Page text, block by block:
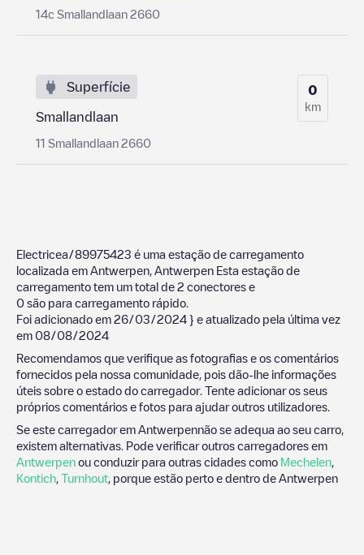
14c Smallandlaan 2660
Superfície
Smallandlaan
11 Smallandlaan 2660
0
km
Electricea/89975423 é uma estação de carregamento
localizada em Antwerpen Antwerpen Esta estação de
carregamento tem um total de 2 conectores e
0 são para carregamento rápido.
Foi adicionado em 26/03/2024 } e atualizado pela última vez
em 08/08/2024
Recomendamos que verifique as fotografias e os comentários
fornecidos pela nossa comunidade, pois dão-lhe informações
úteis sobre o estado do carregador. Tente adicionar os seus
próprios comentários e fotos para ajudar outros utilizadores.
Se este carregador em Antwerpennão se adequa ao seu carro,
existem alternativas. Pode verificar outros carregadores em
Antwerpen ou conduzir para outras cidades como Mechelen
Kontich Turnhout , porque estão perto e dentro de Antwerpen